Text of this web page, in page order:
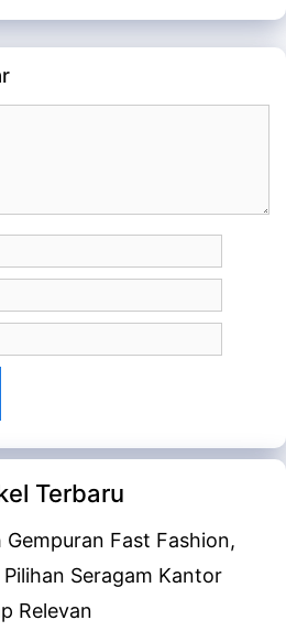
Terbaru
Gempuran Fast Fashion,
Seragam Kantor
Relevan